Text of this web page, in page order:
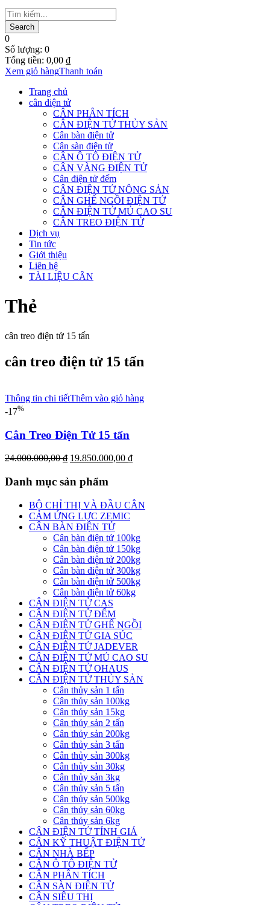
0
Số lượng: 0
Tổng tiền: 0,00 ₫
Xem giỏ hàngThanh toán
Trang chủ
cân điện tử
CÂN PHÂN TÍCH
CÂN ĐIỆN TỬ THỦY SẢN
Cân bàn điện tử
Cân sàn điện tử
CÂN Ô TÔ ĐIỆN TỬ
CÂN VÀNG ĐIỆN TỬ
Cân điện tử đếm
CÂN ĐIỆN TỬ NÔNG SẢN
CÂN GHẾ NGỒI ĐIỆN TỬ
CÂN ĐIỆN TỬ MỦ CAO SU
CÂN TREO ĐIỆN TỬ
Dịch vụ
Tin tức
Giới thiệu
Liên hệ
TÀI LIỆU CÂN
Thẻ
cân treo điện tử 15 tấn
cân treo điện tử 15 tấn
Thông tin chi tiếtThêm vào giỏ hàng
-17%
Cân Treo Điện Tử 15 tấn
24.000.000,00₫ Giá
là:
24.000.000,00 ₫.
19.850.000,00 ₫Giá
19.850.000,00 ₫.
Danh mục sản phẩm
BỘ CHỈ THỊ VÀ ĐẦU CÂN
CẢM ỨNG LỰC ZEMIC
CÂN BÀN ĐIỆN TỬ
Cân bàn điện tử 100kg
Cân bàn điện tử 150kg
Cân bàn điện tử 200kg
Cân bàn điện tử 300kg
Cân bàn điện tử 500kg
Cân bàn điện tử 60kg
CÂN ĐIỆN TỬ CAS
CÂN ĐIỆN TỬ ĐẾM
CÂN ĐIỆN TỬ GHẾ NGỒI
CÂN ĐIỆN TỬ GIA SÚC
CÂN ĐIỆN TỬ JADEVER
CÂN ĐIỆN TỬ MỦ CAO SU
CÂN ĐIỆN TỬ OHAUS
CÂN ĐIỆN TỬ THỦY SẢN
Cân thủy sản 1 tấn
Cân thủy sản 100kg
Cân thủy sản 15kg
Cân thủy sản 2 tấn
Cân thủy sản 200kg
Cân thủy sản 3 tấn
Cân thủy sản 300kg
Cân thủy sản 30kg
Cân thủy sản 3kg
Cân thủy sản 5 tấn
Cân thủy sản 500kg
Cân thủy sản 60kg
Cân thủy sản 6kg
CÂN ĐIỆN TỬ TÍNH GIÁ
CÂN KỸ THUẬT ĐIỆN TỬ
CÂN NHÀ BẾP
CÂN Ô TÔ ĐIỆN TỬ
CÂN PHÂN TÍCH
CÂN SÀN ĐIỆN TỬ
CÂN SIÊU THỊ